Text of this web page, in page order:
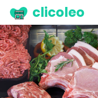
clicoleo